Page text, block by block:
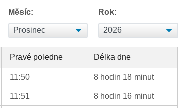
Měsíc: Rok:
Pravé poledne Délka dne
11:50 8 hodin 18 minut
11:51 8 hodin 16 minut